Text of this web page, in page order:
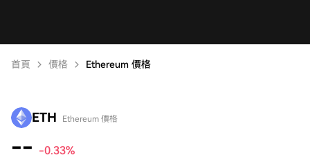
首頁 價格 Ethereum 價格
ETH Ethereum 價格
-- -0.33%